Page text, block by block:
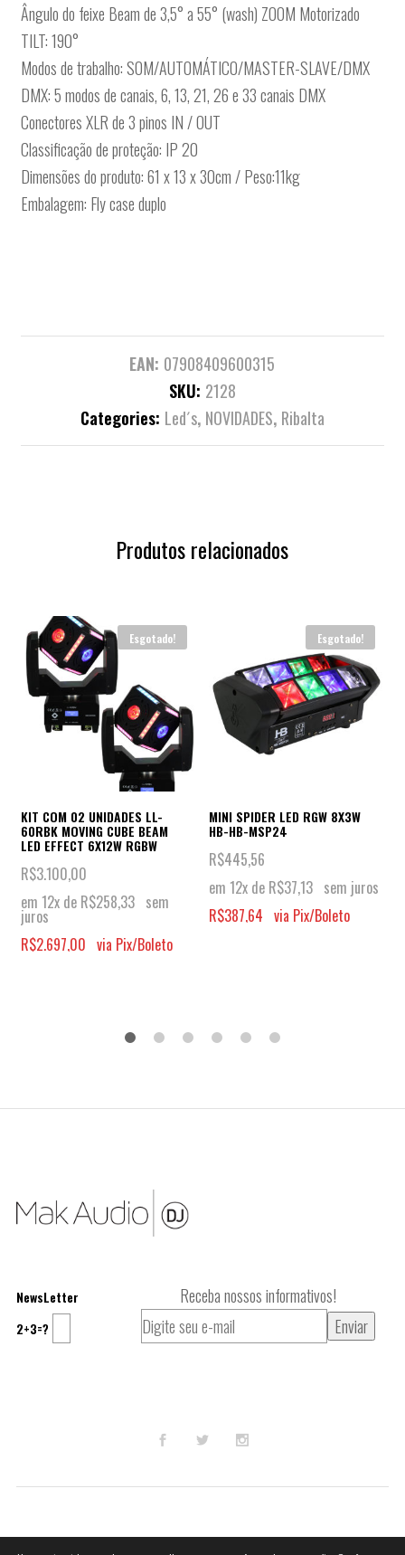
Ângulo do feixe Beam de 3,5° a 55° (wash) ZOOM Motorizado
TILT: 190°
Modos de trabalho: SOM/AUTOMÁTICO/MASTER-SLAVE/DMX
DMX: 5 modos de canais, 6, 13, 21, 26 e 33 canais DMX
Conectores XLR de 3 pinos IN / OUT
Classificação de proteção: IP 20
Dimensões do produto: 61 x 13 x 30cm / Peso:11kg
Embalagem: Fly case duplo
EAN: 07908409600315
SKU: 2128
Categories: Led´s, NOVIDADES, Ribalta
Produtos relacionados
Esgotado!
KIT COM 02 UNIDADES LL-
60RBK MOVING CUBE BEAM
LED EFFECT 6X12W RGBW
R$3.100,00
em 12x de R$258,33 sem
juros
R$2.697,00 via Pix/Boleto
Esgotado!
MINI SPIDER LED RGW 8X3W
HB-HB-MSP24
R$445,56
em 12x de R$37,13 sem juros
R$387,64 via Pix/Boleto
NewsLetter Receba nossos informativos!
2+3=?
© 2023Mak Audio DJ.